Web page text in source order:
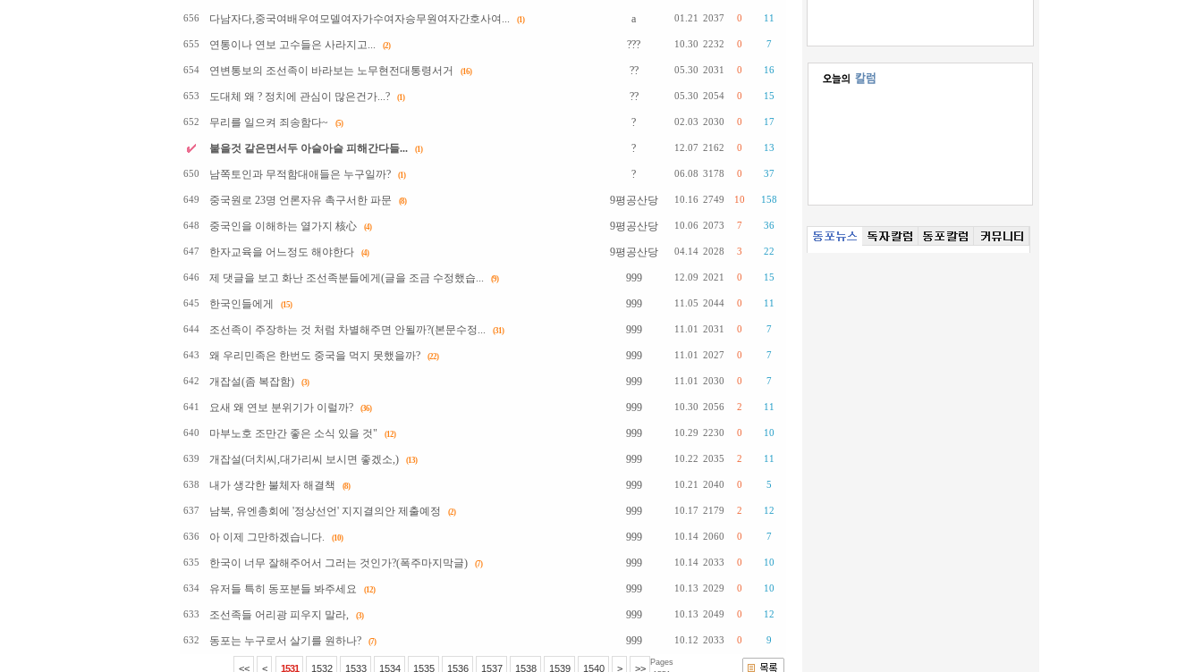
656 다남자다,중국여배우여모델여자가수여자승무원여자간호사여... (1) a 01.21 2037 0 11
655 연통이나 연보 고수들은 사라지고... (2) ??? 10.30 2232 0 7
654 연변통보의 조선족이 바라보는 노무현전대통령서거 (16) ?? 05.30 2031 0 16
653 도대체 왜 ? 정치에 관심이 많은건가...? (1) ?? 05.30 2054 0 15
652 무리를 일으켜 죄송함다~ (5) ? 02.03 2030 0 17
붙을것 같은면서두 아슬아슬 피해간다들... (1) ? 12.07 2162 0 13
650 남쪽토인과 무적함대애들은 누구일까? (1) ? 06.08 3178 0 37
649 중국원로 23명 언론자유 촉구서한 파문 (8) 9평공산당 10.16 2749 10 158
648 중국인을 이해하는 열가지 核心 (4) 9평공산당 10.06 2073 7 36
647 한자교육을 어느정도 해야한다 (4) 9평공산당 04.14 2028 3 22
646 제 댓글을 보고 화난 조선족분들에게(글을 조금 수정했습... (9) 999 12.09 2021 0 15
645 한국인들에게 (15) 999 11.05 2044 0 11
644 조선족이 주장하는 것 처럼 차별해주면 안될까?(본문수정... (31) 999 11.01 2031 0 7
643 왜 우리민족은 한번도 중국을 먹지 못했을까? (22) 999 11.01 2027 0 7
642 개잡설(좀 복잡함) (3) 999 11.01 2030 0 7
641 요새 왜 연보 분위기가 이럴까? (36) 999 10.30 2056 2 11
640 마부노호 조만간 좋은 소식 있을 것" (12) 999 10.29 2230 0 10
639 개잡설(더치씨,대가리씨 보시면 좋겠소,) (13) 999 10.22 2035 2 11
638 내가 생각한 불체자 해결책 (8) 999 10.21 2040 0 5
637 남북, 유엔총회에 '정상선언' 지지결의안 제출예정 (2) 999 10.17 2179 2 12
636 아 이제 그만하겠습니다. (10) 999 10.14 2060 0 7
635 한국이 너무 잘해주어서 그러는 것인가?(폭주마지막글) (7) 999 10.14 2033 0 10
634 유저들 특히 동포분들 봐주세요 (12) 999 10.13 2029 0 10
633 조선족들 어리광 피우지 말라, (3) 999 10.13 2049 0 12
632 동포는 누구로서 살기를 원하나? (7) 999 10.12 2033 0 9
<< < 1531 1532 1533 1534 1535 1536 1537 1538 1539 1540 > >>
Pages